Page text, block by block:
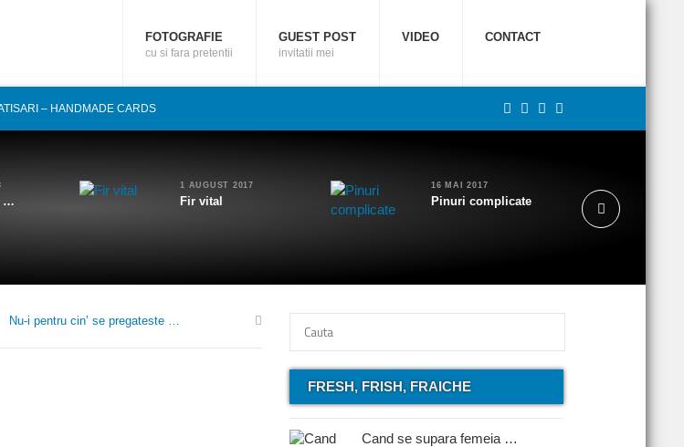
FOTOGRAFIE
cu si fara pretentii
GUEST POST
invitatii mei
VIDEO CONTACT
– HANDMADE CARDS
…
1 AUGUST 2017
Fir vital
16 MAI 2017
Pinuri complicate
Nu-i pentru cin’ se pregateste …
FRESH, FRISH, FRAICHE
Cand se supara femeia …